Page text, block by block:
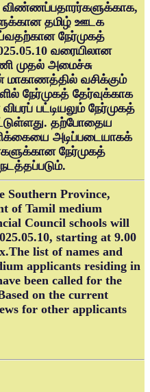
தமிழ் ஊடக
நேர்முகத்
வரையிலான
முதல் அமைச்சு
மாகாணத்தில் வசிக்கும்
நேர்முகத் தேர்வுக்காக
பட்டியலும் நேர்முகத்
தற்போதைய
அடிப்படையாகக்
நேர்முகத்
Southern Province,
of Tamil medium
Council schools will
starting at 9.00
list of names and
applicants residing in
been called for the
on the current
for other applicants